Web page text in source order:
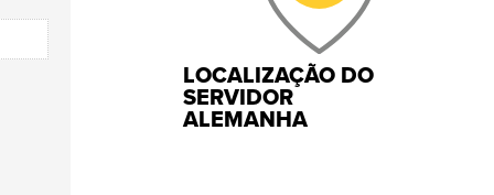
LOCALIZAÇÃO DO
SERVIDOR
ALEMANHA